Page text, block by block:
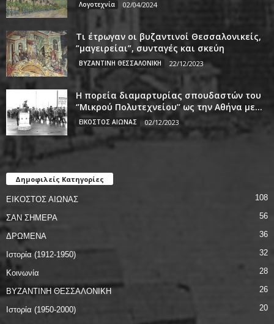
Λογοτεχνία 02/04/2024
Τι έτρωγαν οι βυζαντινοί Θεσσαλονικείς,
”μαγειρείαι”, συνταγές και σκεύη
ΒΥΖΑΝΤΙΝΗ ΘΕΣΣΑΛΟΝΙΚΗ 22/12/2023
Η πορεία διαμαρτυρίας σπουδαστών του
‘’Μικρού Πολυτεχνείου’’ ως την Αθήνα με...
ΕΙΚΟΣΤΟΣ ΑΙΩΝΑΣ 02/12/2023
Δημοφιλείς Κατηγορίες
ΕΙΚΟΣΤΟΣ ΑΙΩΝΑΣ 108
ΣΑΝ ΣΗΜΕΡΑ 56
ΔΡΩΜΕΝΑ 36
Ιστορία (1912-1950) 32
Κοινωνία 28
ΒΥΖΑΝΤΙΝΗ ΘΕΣΣΑΛΟΝΙΚΗ 26
Ιστορία (1950-2000) 20